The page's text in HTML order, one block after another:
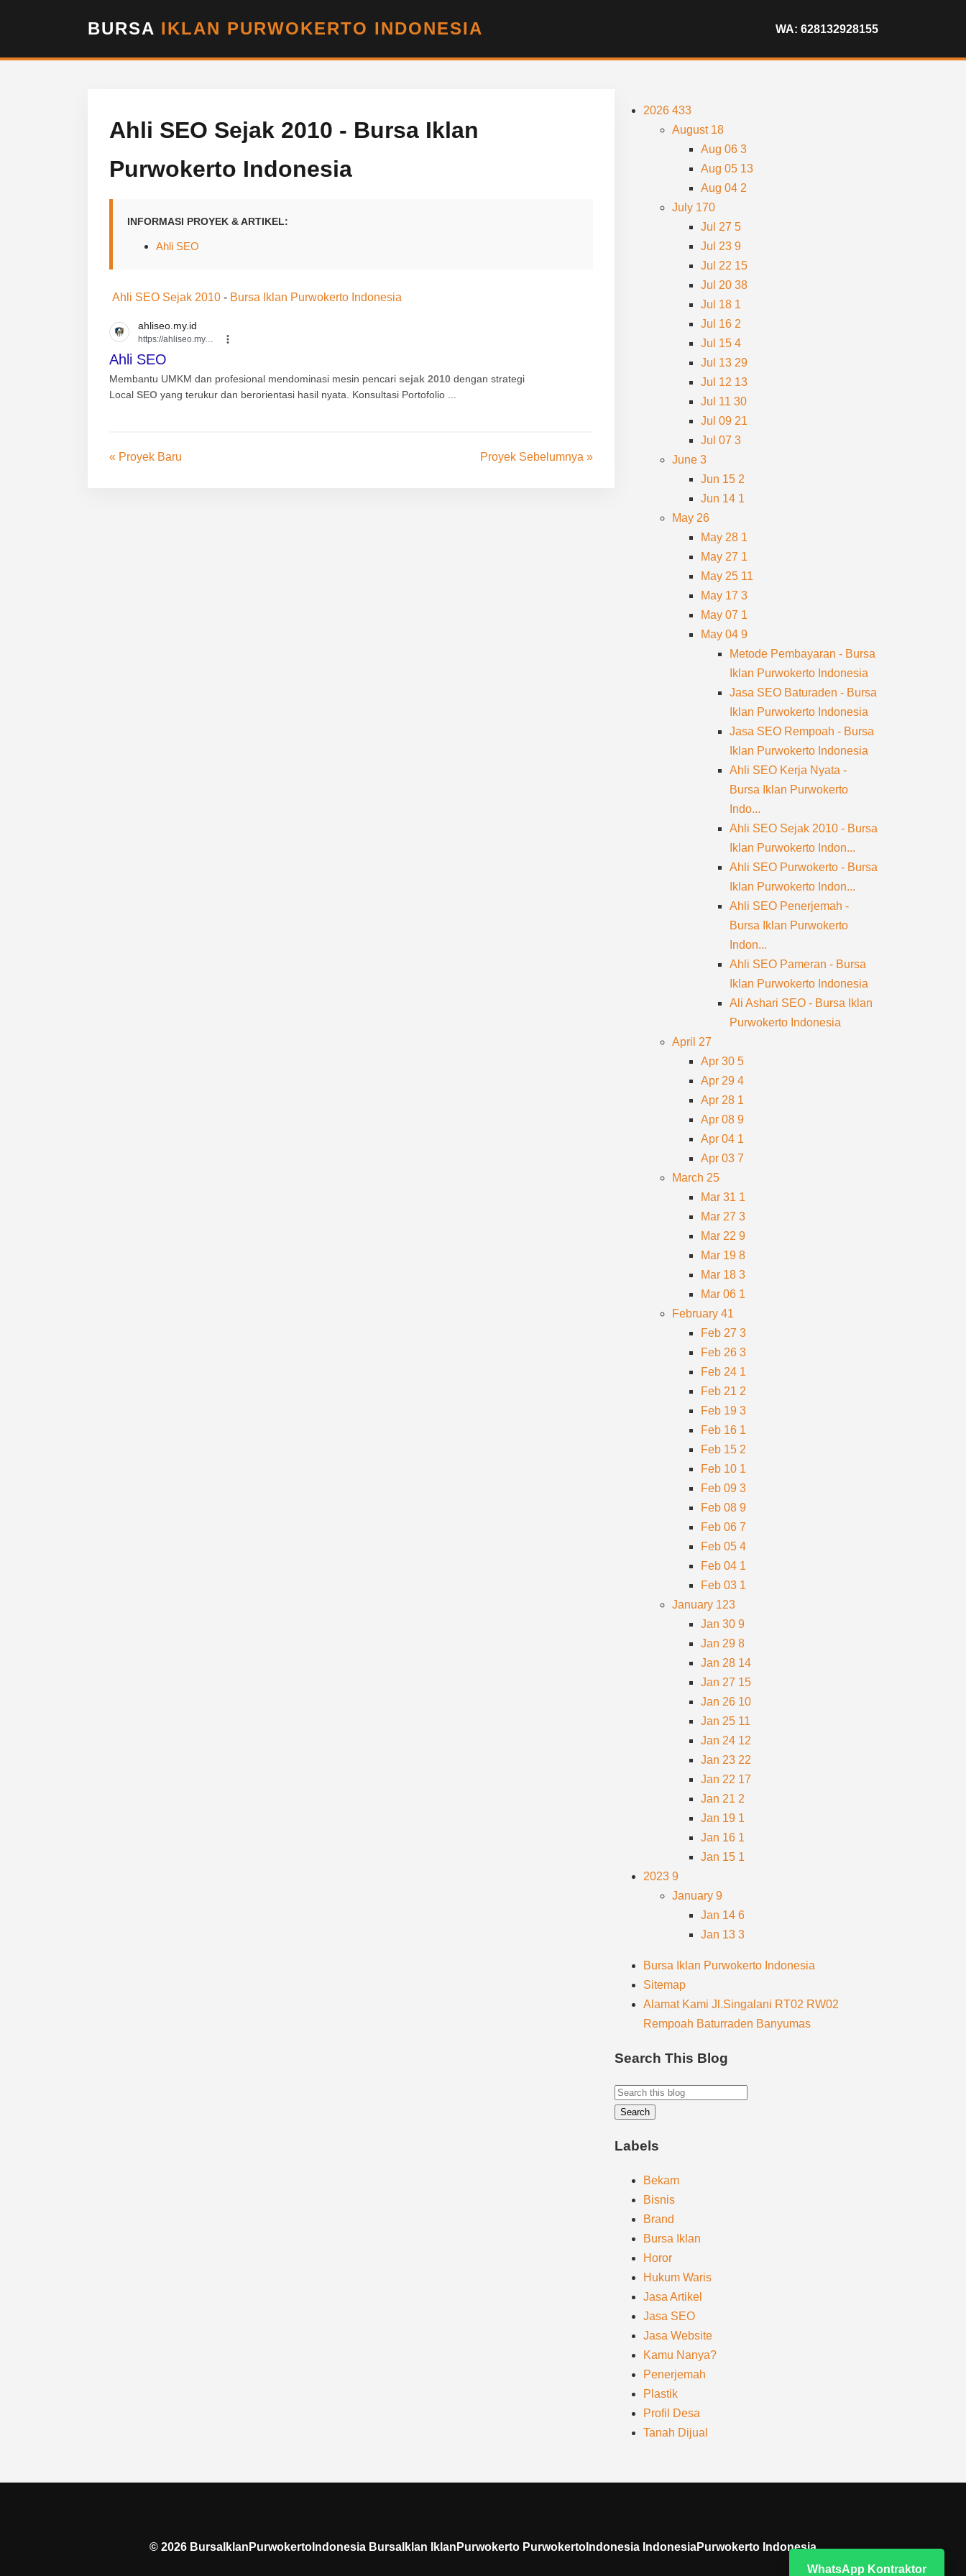
BURSA IKLAN PURWOKERTO INDONESIA WA: 628132928155
Ahli SEO Sejak 2010 - Bursa Iklan
Purwokerto Indonesia
INFORMASI PROYEK & ARTIKEL:
Ahli SEO
Ahli SEO Sejak 2010 - Bursa Iklan Purwokerto Indonesia
Ahli SEO
ahliseo.my.id
https://ahliseo.my.id
Membantu UMKM dan profesional mendominasi mesin pencari sejak 2010 dengan strategi
Local SEO yang terukur dan berorientasi hasil nyata. Konsultasi Portofolio ...
« Proyek Baru Proyek Sebelumnya »
2026433
August 18
Aug 063
Aug 05 13
Aug 04 2
July 170
Jul 275
Jul 239
Jul 22 15
Jul 2038
Jul 18 1
Jul 16 2
Jul 154
Jul 13 29
Jul 12 13
Jul 1130
Jul 09 21
Jul 073
June3
Jun 15 2
Jun 14 1
May 26
May 28 1
May 27 1
May 25 11
May 173
May 07 1
May 049
Metode Pembayaran - Bursa
Iklan Purwokerto Indonesia
Jasa SEO Baturaden - Bursa
Iklan Purwokerto Indonesia
Jasa SEO Rempoah - Bursa
Iklan Purwokerto Indonesia
Ahli SEO Kerja Nyata -
Bursa Iklan Purwokerto
Indo...
Ahli SEO Sejak 2010 - Bursa
Iklan Purwokerto Indon...
Ahli SEO Purwokerto - Bursa
Iklan Purwokerto Indon...
Ahli SEO Penerjemah -
Bursa Iklan Purwokerto
Indon...
Ahli SEO Pameran - Bursa
Iklan Purwokerto Indonesia
Ali Ashari SEO - Bursa Iklan
Purwokerto Indonesia
April 27
Apr 305
Apr 294
Apr 28 1
Apr 089
Apr 04 1
Apr 037
March 25
Mar 31 1
Mar 273
Mar 229
Mar 198
Mar 183
Mar 06 1
February41
Feb 273
Feb 263
Feb 24 1
Feb 21 2
Feb 193
Feb 16 1
Feb 15 2
Feb 10 1
Feb 093
Feb 089
Feb 067
Feb 054
Feb 04 1
Feb 03 1
January 123
Jan 309
Jan 298
Jan 28 14
Jan 27 15
Jan 26 10
Jan 25 11
Jan 24 12
Jan 23 22
Jan 22 17
Jan 21 2
Jan 19 1
Jan 16 1
Jan 15 1
20239
January9
Jan 146
Jan 133
Bursa Iklan Purwokerto Indonesia
Sitemap
Alamat Kami Jl.Singalani RT02 RW02
Rempoah Baturraden Banyumas
Search This Blog
Labels
Bekam
Bisnis
Brand
Bursa Iklan
Horor
Hukum Waris
Jasa Artikel
Jasa SEO
Jasa Website
Kamu Nanya?
Penerjemah
Plastik
Profil Desa
Tanah Dijual
WhatsApp Kontraktor
© 2026 BursaIklanPurwokertoIndonesia BursaIklan IklanPurwokerto PurwokertoIndonesia IndonesiaPurwokerto Indonesia